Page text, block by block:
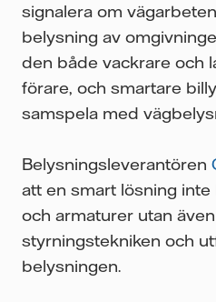
signalera om
belysning av
den både vackrare och
förare, och smartare
samspela med
Belysningsleverantören
att en smart lösning
och armaturer utan
styrningstekniken och
belysningen.